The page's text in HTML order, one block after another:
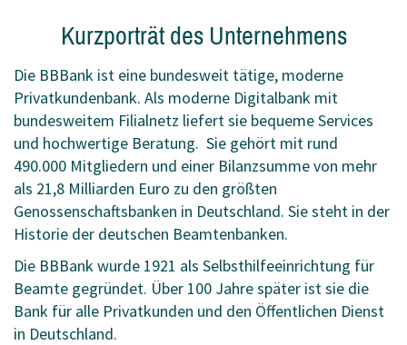
Kurzporträt des Unternehmens
Die BBBank ist eine bundesweit tätige, moderne
Privatkundenbank. Als moderne Digitalbank mit
bundesweitem Filialnetz liefert sie bequeme Services
und hochwertige Beratung. Sie gehört mit rund
490.000 Mitgliedern und einer Bilanzsumme von mehr
als 21,8 Milliarden Euro zu den größten
Genossenschaftsbanken in Deutschland. Sie steht in der
Historie der deutschen Beamtenbanken.
Die BBBank wurde 1921 als Selbsthilfeeinrichtung für
Beamte gegründet. Über 100 Jahre später ist sie die
Bank für alle Privatkunden und den Öffentlichen Dienst
in Deutschland.